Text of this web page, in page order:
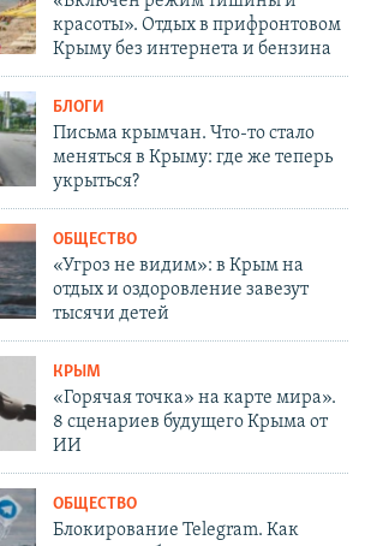
красоты». Отдых в прифронтовом
Крыму без интернета и бензина
БЛОГИ
Письма крымчан. Что-то стало
меняться в Крыму: где же теперь
укрыться?
ОБЩЕСТВО
«Угроз не видим»: в Крым на
отдых и оздоровление завезут
тысячи детей
КРЫМ
«Горячая точка» на карте мира».
8 сценариев будущего Крыма от
ИИ
ОБЩЕСТВО
Блокирование Telegram. Как